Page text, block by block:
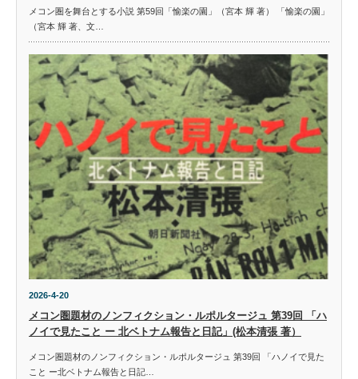
メコン圏を舞台とする小説 第59回「愉楽の園」（宮本 輝 著） 「愉楽の園」
（宮本 輝 著、文…
2026-4-20
メコン圏題材のノンフィクション・ルポルタージュ 第39回 「ハ
ノイで見たこと ー 北ベトナム報告と日記」(松本清張 著）
メコン圏題材のノンフィクション・ルポルタージュ 第39回 「ハノイで見た
こと ー北ベトナム報告と日記…